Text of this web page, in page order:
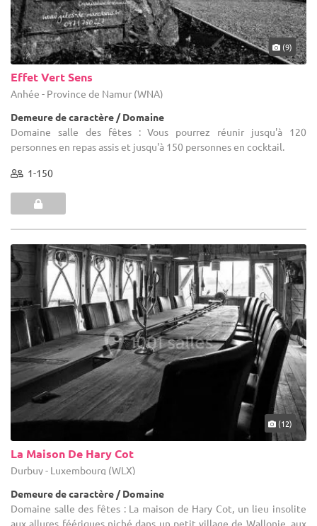
(9)
Effet Vert Sens
Anhée - Province de Namur (WNA)
Demeure de caractère / Domaine
Domaine salle des fêtes : Vous pourrez réunir jusqu'à 120
personnes en repas assis et jusqu'à 150 personnes en cocktail.
1-150
(12)
La Maison De Hary Cot
Durbuy - Luxembourg (WLX)
Demeure de caractère / Domaine
Domaine salle des fêtes : La maison de Hary Cot, un lieu insolite